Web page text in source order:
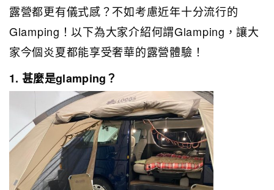
露營都更有儀式感？不如考慮近年十分流行的
Glamping！以下為大家介紹何謂Glamping，讓大
家今個炎夏都能享受奢華的露營體驗！
1. 甚麼是glamping？